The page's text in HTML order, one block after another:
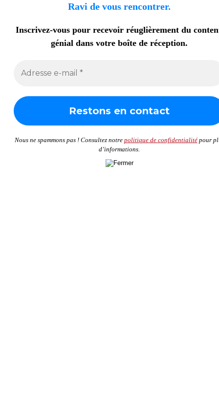
Ravi de vous rencontrer.
Inscrivez-vous pour recevoir réuglièrement du
génial dans votre boîte de réception.
Nous ne spammons pas ! Consultez notre politique de confidentialitépour
d’informations.